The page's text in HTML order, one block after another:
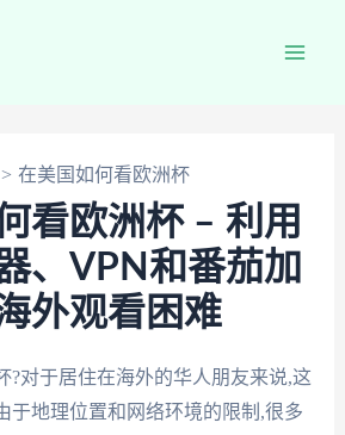
在美国如何看欧洲杯
看欧洲杯 – 利用
、VPN和番茄加
外观看困难
?对于居住在海外的华人朋友来说,这
于地理位置和网络环境的限制,很多